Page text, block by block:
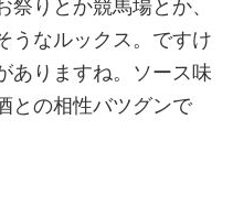
りとか競馬場とか、
うなルックス。ですけ
ありますね。ソース味
との相性バツグンで